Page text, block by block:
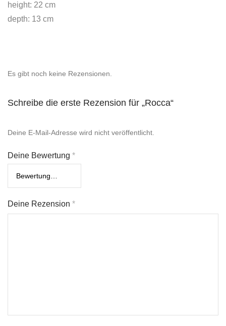
height: 22 cm
depth: 13 cm
Es gibt noch keine Rezensionen.
Schreibe die erste Rezension für „Rocca“
Deine E-Mail-Adresse wird nicht veröffentlicht.
Deine Bewertung *
Deine Rezension *